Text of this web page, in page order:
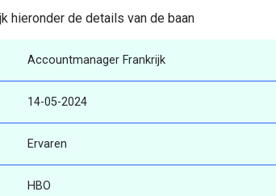
hieronder de details van de baan
Accountmanager Frankrijk
14-05-2024
Ervaren
HBO